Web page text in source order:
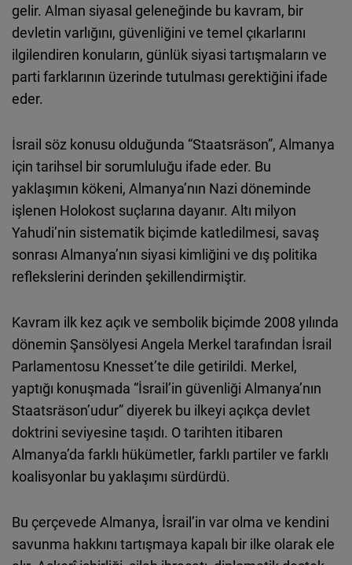
gelir. Alman siyasal geleneğinde bu kavram, bir
devletin varlığını, güvenliğini ve temel çıkarlarını
ilgilendiren konuların, günlük siyasi tartışmaların ve
parti farklarının üzerinde tutulması gerektiğini ifade
eder.
İsrail söz konusu olduğunda “Staatsräson”, Almanya
için tarihsel bir sorumluluğu ifade eder. Bu
yaklaşımın kökeni, Almanya’nın Nazi döneminde
işlenen Holokost suçlarına dayanır. Altı milyon
Yahudi’nin sistematik biçimde katledilmesi, savaş
sonrası Almanya’nın siyasi kimliğini ve dış politika
reflekslerini derinden şekillendirmiştir.
Kavram ilk kez açık ve sembolik biçimde 2008 yılında
dönemin Şansölyesi Angela Merkel tarafından İsrail
Parlamentosu Knesset’te dile getirildi. Merkel,
yaptığı konuşmada “İsrail’in güvenliği Almanya’nın
Staatsräson’udur” diyerek bu ilkeyi açıkça devlet
doktrini seviyesine taşıdı. O tarihten itibaren
Almanya’da farklı hükümetler, farklı partiler ve farklı
koalisyonlar bu yaklaşımı sürdürdü.
Bu çerçevede Almanya, İsrail’in var olma ve kendini
savunma hakkını tartışmaya kapalı bir ilke olarak ele